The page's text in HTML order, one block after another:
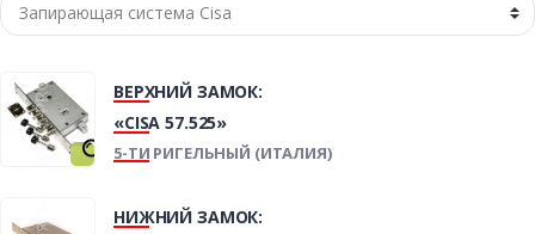
ВЕРХНИЙ ЗАМОК:
«CISA 57.525»
5-ТИ РИГЕЛЬНЫЙ (ИТАЛИЯ)
НИЖНИЙ ЗАМОК: